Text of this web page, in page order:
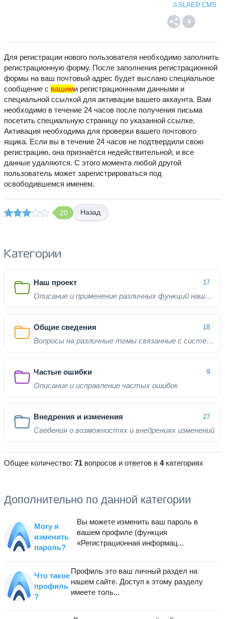
SLAED CMS
4
Для регистрации нового пользователя необходимо заполнить
регистрационную форму. После заполнения регистрационной
формы на ваш почтовый адрес будет выслано специальное
сообщение с вашими регистрационными данными и
специальной ссылкой для активации вашего аккаунта. Вам
необходимо в течение 24 часов после получения письма
посетить специальную страницу по указанной ссылке.
Активация необходима для проверки вашего почтового
ящика. Если вы в течение 24 часов не подтвердили свою
регистрацию, она признаётся недействительной, и все
данные удаляются. С этого момента любой другой
пользователь может зарегистрироваться под
освободившемся именем.
20 Назад
Категории
Наш проект 17
Описание и применение различных функций нашего проекта
Общие сведения 18
Вопросы на различные темы связанные с системой
Частые ошибки 9
Описание и исправление частых ошибок
Внедрения и изменения 27
Сведения о возможностях и внедрениях изменений
Общее количество: 71 вопросов и ответов в 4категориях
Дополнительно по данной категории
Могу я
изменить
пароль?
Вы можете изменить ваш пароль в
вашем профиле (функция
«Регистрационная информац...
Что такое
профиль
?
Профиль это ваш личный раздел на
нашем сайте. Доступ к этому разделу
имеете толь...